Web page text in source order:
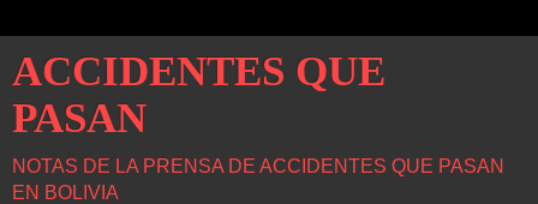
ACCIDENTES QUE
PASAN
NOTAS DE LA PRENSA DE ACCIDENTES QUE PASAN
EN BOLIVIA